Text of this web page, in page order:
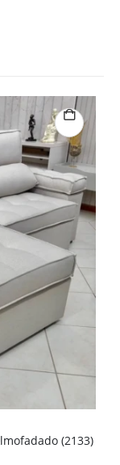
(2133)